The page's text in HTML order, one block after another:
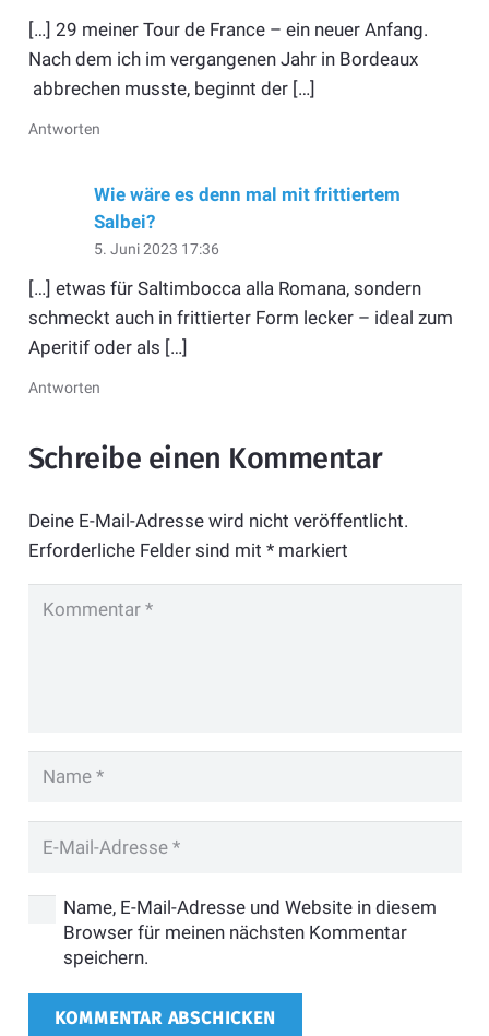
[…] 29 meiner Tour de France – ein neuer Anfang.
Nach dem ich im vergangenen Jahr in Bordeaux
abbrechen musste, beginnt der […]
Antworten
Wie wäre es denn mal mit frittiertem
Salbei?
5. Juni 2023 17:36
[…] etwas für Saltimbocca alla Romana, sondern
schmeckt auch in frittierter Form lecker – ideal zum
Aperitif oder als […]
Antworten
Schreibe einen Kommentar
Deine E-Mail-Adresse wird nicht veröffentlicht.
Erforderliche Felder sind mit *markiert
Name, E-Mail-Adresse und Website in diesem
Browser für meinen nächsten Kommentar
speichern.
KOMMENTAR ABSCHICKEN